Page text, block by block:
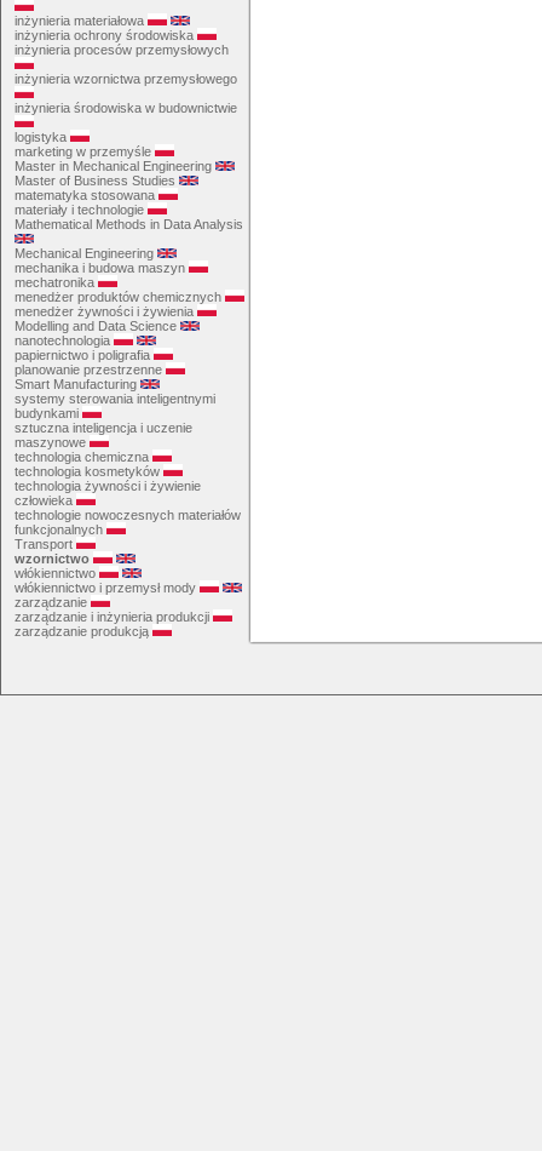
inżynieria materiałowa
inżynieria ochrony środowiska
inżynieria procesów przemysłowych
inżynieria wzornictwa przemysłowego
inżynieria środowiska w budownictwie
logistyka
marketing w przemyśle
Master in Mechanical Engineering
Master of Business Studies
matematyka stosowana
materiały i technologie
Mathematical Methods in Data Analysis
Mechanical Engineering
mechanika i budowa maszyn
mechatronika
menedżer produktów chemicznych
menedżer żywności i żywienia
Modelling and Data Science
nanotechnologia
papiernictwo i poligrafia
planowanie przestrzenne
Smart Manufacturing
systemy sterowania inteligentnymi
budynkami
sztuczna inteligencja i uczenie
maszynowe
technologia chemiczna
technologia kosmetyków
technologia żywności i żywienie
człowieka
technologie nowoczesnych materiałów
funkcjonalnych
Transport
wzornictwo
włókiennictwo
włókiennictwo i przemysł mody
zarządzanie
zarządzanie i inżynieria produkcji
zarządzanie produkcją